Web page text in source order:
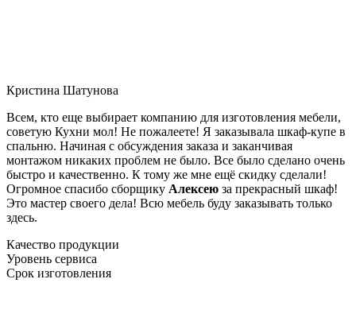
Кристина Шатунова
Всем, кто еще выбирает компанию для изготовления мебели,
советую Кухни мол! Не пожалеете! Я заказывала шкаф-купе в
спальню. Начиная с обсуждения заказа и заканчивая
монтажом никаких проблем не было. Все было сделано очень
быстро и качественно. К тому же мне ещё скидку сделали!
Огромное спасибо сборщику Алексею за прекрасный шкаф!
Это мастер своего дела! Всю мебель буду заказывать только
здесь.
Качество продукции
Уровень сервиса
Срок изготовления